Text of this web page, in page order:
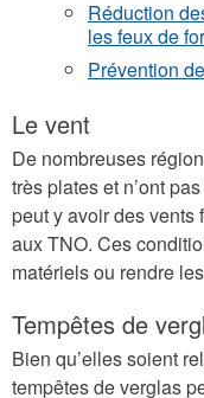
Réduction
les feux de
Prévention
Le vent
De nombreuses
très plates et n’ont
peut y avoir des vents
aux TNO. Ces
matériels ou rendre
Tempêtes de
Bien qu’elles soient
tempêtes de verglas